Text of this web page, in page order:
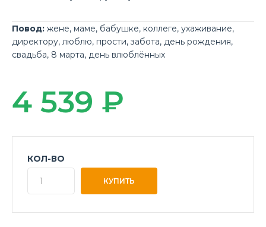
Повод: жене, маме, бабушке, коллеге, ухаживание,
директору, люблю, прости, забота, день рождения,
свадьба, 8 марта, день влюблённых
4 539 ₽
КОЛ-ВО